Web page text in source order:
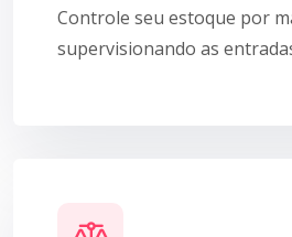
Controle seu estoque por
supervisionando as